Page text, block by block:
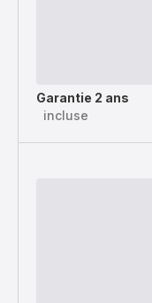
Garantie 2 ans
incluse